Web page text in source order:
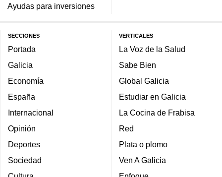
Ayudas para inversiones
SECCIONES
Portada
Galicia
Economía
España
Internacional
Opinión
Deportes
Sociedad
VERTICALES
La Voz de la Salud
Sabe Bien
Global Galicia
Estudiar en Galicia
La Cocina de Frabisa
Red
Plata o plomo
Ven A Galicia